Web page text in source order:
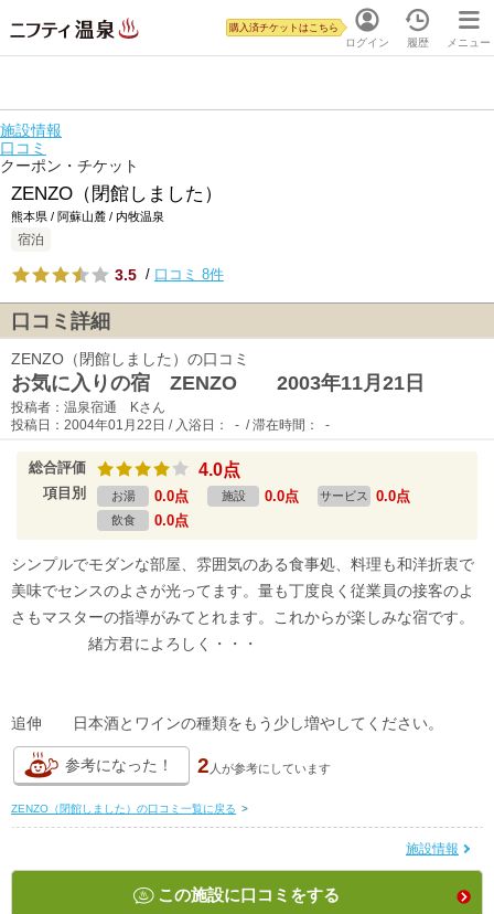
ログイン
購入済チケットはこちら
履歴 メニュー
施設情報
口コミ
クーポン・チケット
ZENZO（閉館しました）
熊本県 / 阿蘇山麓 / 内牧温泉
宿泊
3.5 / 口コミ 8件
口コミ詳細
ZENZO（閉館しました）の口コミ
お気に入りの宿 ZENZO 2003年11月21日
投稿者：温泉宿通 Kさん
投稿日：2004年01月22日 / 入浴日： - / 滞在時間： -
総合評価 4.0点
項目別 お湯 0.0点 施設 0.0点 サービス 0.0点
飲食 0.0点
シンプルでモダンな部屋、雰囲気のある食事処、料理も和洋折衷で
美味でセンスのよさが光ってます。量も丁度良く従業員の接客のよ
さもマスターの指導がみてとれます。これからが楽しみな宿です。
緒方君によろしく・・・
追伸 日本酒とワインの種類をもう少し増やしてください。
参考になった！ 2 人が参考にしています
ZENZO（閉館しました）の口コミ一覧に戻る >
施設情報
この施設に口コミをする